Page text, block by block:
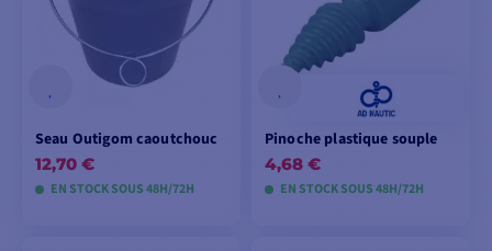
Seau Outigom caoutchouc
12,70 €
EN STOCK SOUS 48H/72H
Pinoche plastique souple
4,68 €
EN STOCK SOUS 48H/72H